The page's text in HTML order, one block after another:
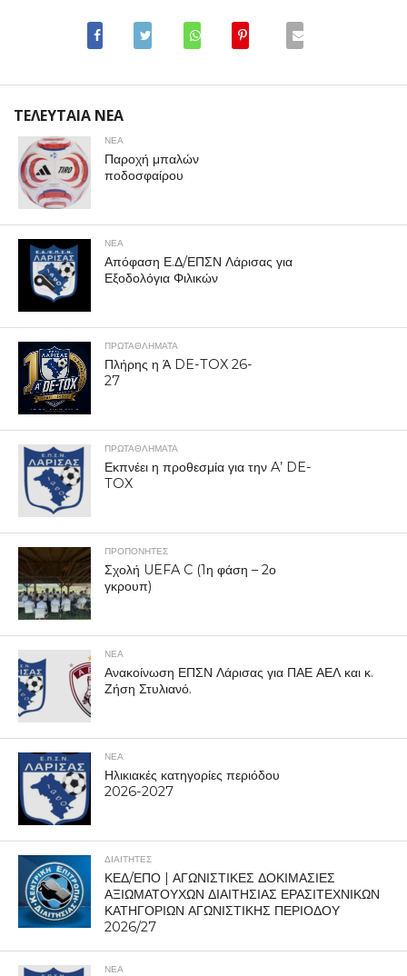
ΤΕΛΕΥΤΑΙΑ ΝΕΑ
ΝΕΑ
Παροχή μπαλών
ποδοσφαίρου
ΝΕΑ
Απόφαση Ε.Δ/ΕΠΣΝ Λάρισας για
Εξοδολόγια Φιλικών
ΠΡΩΤΑΘΛΉΜΑΤΑ
Πλήρης η Ά DE-TOX 26-
27
ΠΡΩΤΑΘΛΉΜΑΤΑ
Εκπνέει η προθεσμία για την A’ DE-
TOX
ΠΡΟΠΟΝΗΤΈΣ
Σχολή UEFA C (1η φάση – 2ο
γκρουπ)
ΝΕΑ
Ανακοίνωση ΕΠΣΝ Λάρισας για ΠΑΕ ΑΕΛ και κ.
Ζήση Στυλιανό.
ΝΕΑ
Ηλικιακές κατηγορίες περιόδου
2026-2027
ΔΙΑΙΤΗΤΕΣ
ΚΕΔ/ΕΠΟ | ΑΓΩΝΙΣΤΙΚΕΣ ΔΟΚΙΜΑΣΙΕΣ
ΑΞΙΩΜΑΤΟΥΧΩΝ ΔΙΑΙΤΗΣΙΑΣ ΕΡΑΣΙΤΕΧΝΙΚΩΝ
ΚΑΤΗΓΟΡΙΩΝ ΑΓΩΝΙΣΤΙΚΗΣ ΠΕΡΙΟΔΟΥ
2026/27
ΝΕΑ